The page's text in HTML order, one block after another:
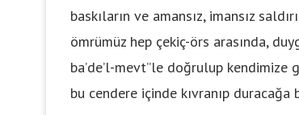
baskıların ve amansız, imansız
ömrümüz hep çekiç-örs arasında,
ba’de’l-mevt”le doğrulup
bu cendere içinde kıvranıp duracağa